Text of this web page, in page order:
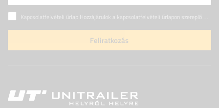
Kapcsolatfelvételi űrlap Hozzájárulok a kapcsolatfelvételi űrlapon szereplő személyes adataimnak az Európai Parlament és a Tanács (EU) rendeletével összhangban történő kezeléséhez
Feliratkozás